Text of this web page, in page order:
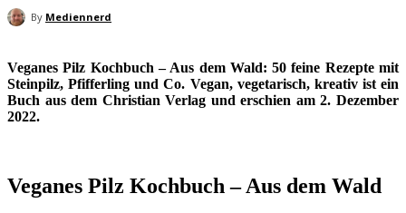
By Mediennerd
Veganes Pilz Kochbuch – Aus dem Wald: 50 feine Rezepte mit
Steinpilz, Pfifferling und Co. Vegan, vegetarisch, kreativ ist ein
Buch aus dem Christian Verlag und erschien am 2. Dezember
2022.
Veganes Pilz Kochbuch – Aus dem Wald